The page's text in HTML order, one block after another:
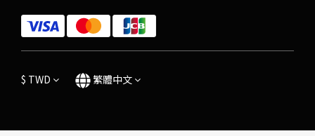
$ TWD 繁體中文